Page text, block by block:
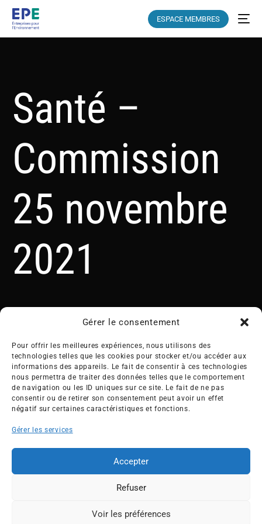
Gérer le consentement
Pour offrir les meilleures expériences, nous utilisons des
technologies telles que les cookies pour stocker et/ou accéder aux
informations des appareils. Le fait de consentir à ces technologies
nous permettra de traiter des données telles que le comportement
de navigation ou les ID uniques sur ce site. Le fait de ne pas
consentir ou de retirer son consentement peut avoir un effet
négatif sur certaines caractéristiques et fonctions.
Gérer les services
Accepter
Refuser
Voir les préférences
ESPACE MEMBRES
Santé –
Commission
25 novembre
2021
Créée en 1992, l’association française des Entreprises pour
l’Environnement (EPE) rassemble une soixantaine de grandes
entreprises françaises et internationales de tous les secteurs
aux enjeux d’une transition écologique intégrée.
Nos membres
Actus
Presse
Contacts
RGPD
ESPACE MEMBRES